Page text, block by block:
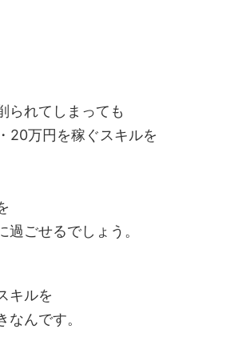
られてしまっても
20万円を稼ぐスキルを
ごせるでしょう。
キルを
んです。